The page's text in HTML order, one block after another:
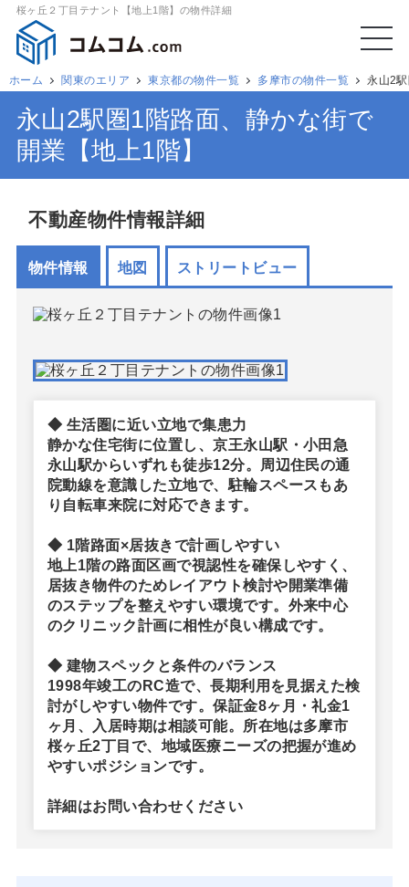
桜ヶ丘２丁目テナント【地上1階】の物件詳細
ホーム 関東のエリア 東京都の物件一覧 多摩市の物件一覧 永山2
永山2駅圏1階路面、静かな街で
開業【地上1階】
不動産物件情報詳細
物件情報 地図 ストリートビュー
◆ 生活圏に近い立地で集患力
静かな住宅街に位置し、京王永山駅・小田急
永山駅からいずれも徒歩12分。周辺住民の通
院動線を意識した立地で、駐輪スペースもあ
り自転車来院に対応できます。
◆ 1階路面×居抜きで計画しやすい
地上1階の路面区画で視認性を確保しやすく、
居抜き物件のためレイアウト検討や開業準備
のステップを整えやすい環境です。外来中心
のクリニック計画に相性が良い構成です。
◆ 建物スペックと条件のバランス
1998年竣工のRC造で、長期利用を見据えた検
討がしやすい物件です。保証金8ヶ月・礼金1
ヶ月、入居時期は相談可能。所在地は多摩市
桜ヶ丘2丁目で、地域医療ニーズの把握が進め
やすいポジションです。
詳細はお問い合わせください